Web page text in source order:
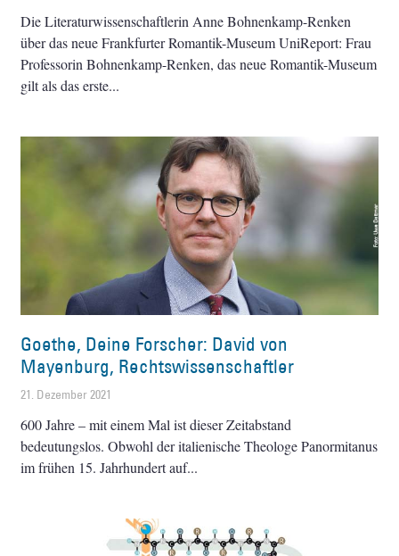
Die Literaturwissenschaftlerin Anne Bohnenkamp-Renken
über das neue Frankfurter Romantik-Museum UniReport: Frau
Professorin Bohnenkamp-Renken, das neue Romantik-Museum
gilt als das erste
Goethe, Deine Forscher: David von
Mayenburg, Rechtswissenschaftler
21. Dezember 2021
600 Jahre – mit einem Mal ist dieser Zeitabstand
bedeutungslos. Obwohl der italienische Theologe Panormitanus
im frühen 15. Jahrhundert auf